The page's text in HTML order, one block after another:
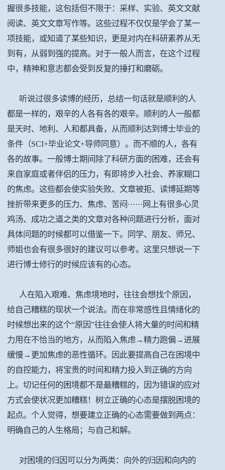
握很多技能，这包括但不限于：采样、实验、英文文献
阅读、英文文章写作等。这些过程不仅仅是学会了某一
项技能，或知道了某些知识，更是对内在科研素养从无
到有，从弱到强的提高。对于一般人而言，在这个过程
中，精神和意志都会受到反复的捶打和磨砺。
听说过很多读博的经历，总结一句话就是顺利的人
都是一样的，艰辛的人各有各的艰辛。顺利的人一般都
是天时、地利、人和都具备，从而顺利达到博士毕业的
条件（SCI+毕业论文+导师同意）。而不顺的人，各有
各的故事。一般博士期间除了科研方面的困难，还会有
来自家庭或者伴侣的压力，有即将步入社会、养家糊口
的焦虑。这些都会使实验失败、文章被拒、读博延期等
挫折带来更多的压力、焦虑、苦闷······网上有很多心灵
鸡汤、成功之道之类的文章对各种问题进行分析，面对
具体问题的时候都可以借鉴一下。同学、朋友、师兄、
师姐也会有很多很好的建议可以参考。这里只想说一下
进行博士修行的时候应该有的心态。
人在陷入艰难、焦虑境地时，往往会想找个原因，
给自己糟糕的现状一个说法。而在非常感性且情绪化的
时候想出来的这个“原因”往往会使人将大量的时间和精
力用在不恰当的地方，从而陷入焦虑→精力跑偏→进展
缓慢→更加焦虑的恶性循环。因此要提高自己在困境中
的自控能力，将宝贵的时间和精力投入到正确的方向
上。切记任何的困境都不是最糟糕的，因为错误的应对
方式会使状况更加糟糕！树立正确的心态是摆脱困境的
起点。个人觉得，想要建立正确的心态需要做到两点：
明确自己的人生格局；与自己和解。
对困境的归因可以分为两类：向外的归因和向内的